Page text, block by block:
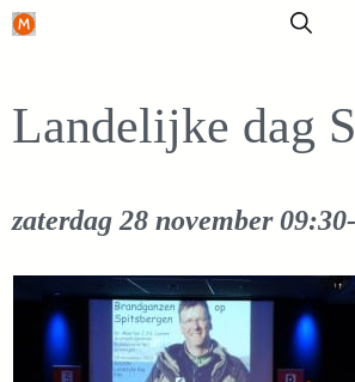
Ga
inhoud
Landelijke dag
zaterdag 28 november